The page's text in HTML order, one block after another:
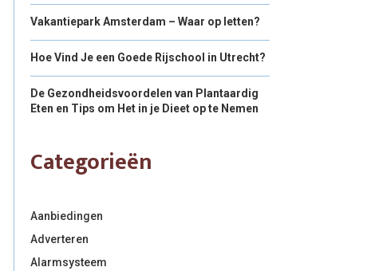
Vakantiepark Amsterdam – Waar op letten?
Hoe Vind Je een Goede Rijschool in Utrecht?
De Gezondheidsvoordelen van Plantaardig
Eten en Tips om Het in je Dieet op te Nemen
Categorieën
Aanbiedingen
Adverteren
Alarmsysteem